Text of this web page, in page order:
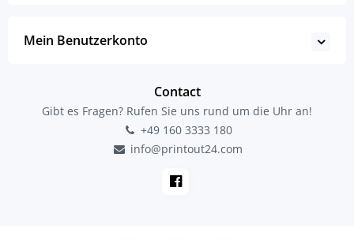
Mein Benutzerkonto
Contact
Gibt es Fragen? Rufen Sie uns rund um die Uhr an!
+49 160 3333 180
info@printout24.com